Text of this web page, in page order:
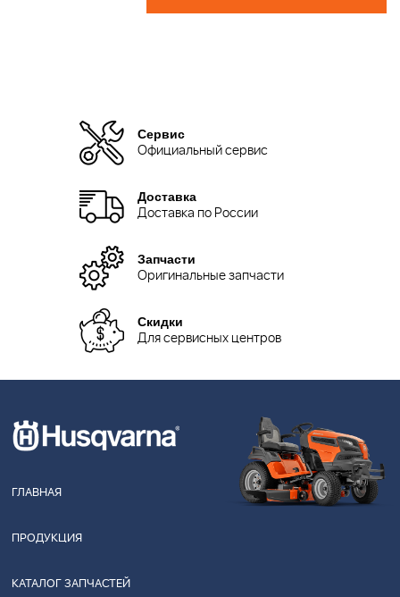
Сервис
Официальный сервис
Доставка
Доставка по России
Запчасти
Оригинальные запчасти
Скидки
Для сервисных центров
ГЛАВНАЯ
ПРОДУКЦИЯ
КАТАЛОГ ЗАПЧАСТЕЙ